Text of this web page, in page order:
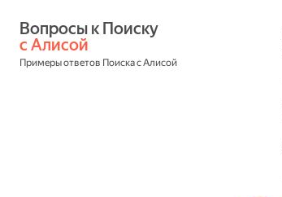
с Алисой
Примеры ответов Поиска с Алисой